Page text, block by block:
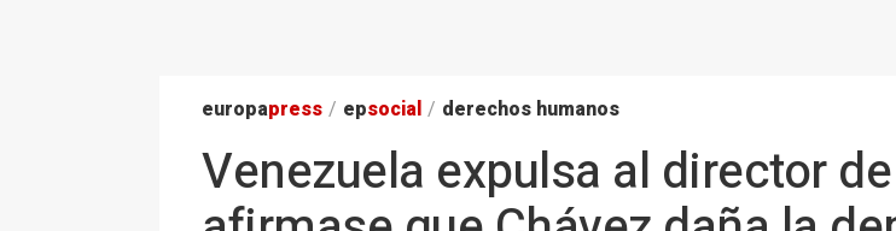
europapress / epsocial / derechos humanos
Venezuela expulsa al director